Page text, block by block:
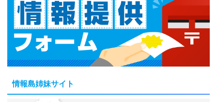
情報島姉妹サイト